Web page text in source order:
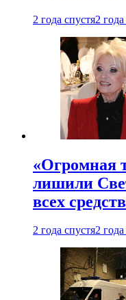
2 года спустя2
«Огромная
лишили
всех
2 года спустя2